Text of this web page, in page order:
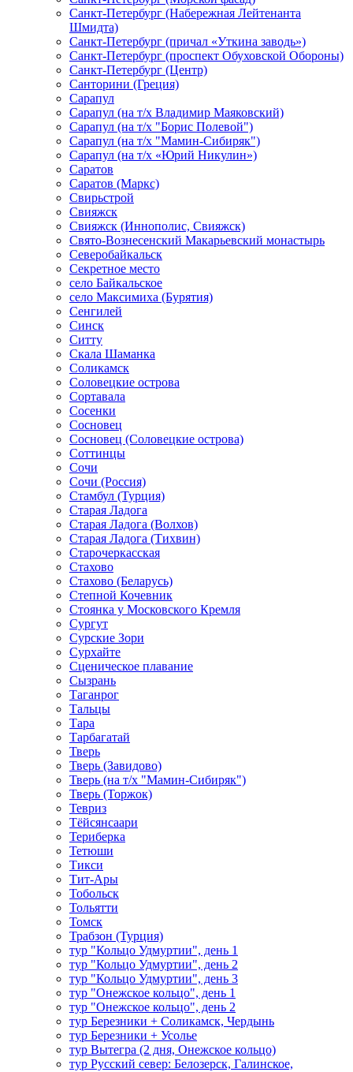
Санкт-Петербург (Набережная Лейтенанта
Шмидта)
Санкт-Петербург (причал «Уткина заводь»)
Санкт-Петербург (проспект Обуховской Обороны)
Санкт-Петербург (Центр)
Санторини (Греция)
Сарапул
Сарапул (на т/х Владимир Маяковский)
Сарапул (на т/х "Борис Полевой")
Сарапул (на т/х "Мамин-Сибиряк")
Сарапул (на т/х «Юрий Никулин»)
Саратов
Саратов (Маркс)
Свирьстрой
Свияжск
Свияжск (Иннополис, Свияжск)
Свято-Вознесенский Макарьевский монастырь
Северобайкальск
Секретное место
село Байкальское
село Максимиха (Бурятия)
Сенгилей
Синск
Ситту
Скала Шаманка
Соликамск
Соловецкие острова
Сортавала
Сосенки
Сосновец
Сосновец (Соловецкие острова)
Соттинцы
Сочи
Сочи (Россия)
Стамбул (Турция)
Старая Ладога
Старая Ладога (Волхов)
Старая Ладога (Тихвин)
Старочеркасская
Стахово
Стахово (Беларусь)
Степной Кочевник
Стоянка у Московского Кремля
Сургут
Сурские Зори
Сурхайте
Сценическое плавание
Сызрань
Таганрог
Тальцы
Тара
Тарбагатай
Тверь
Тверь (Завидово)
Тверь (на т/х "Мамин-Сибиряк")
Тверь (Торжок)
Тевриз
Тёйсянсаари
Териберка
Тетюши
Тикси
Тит-Ары
Тобольск
Тольятти
Томск
Трабзон (Турция)
тур "Кольцо Удмуртии", день 1
тур "Кольцо Удмуртии", день 2
тур "Кольцо Удмуртии", день 3
тур "Онежское кольцо", день 1
тур "Онежское кольцо", день 2
тур Березники + Соликамск, Чердынь
тур Березники + Усолье
тур Вытегра (2 дня, Онежское кольцо)
тур Русский север: Белозерск, Галинское,